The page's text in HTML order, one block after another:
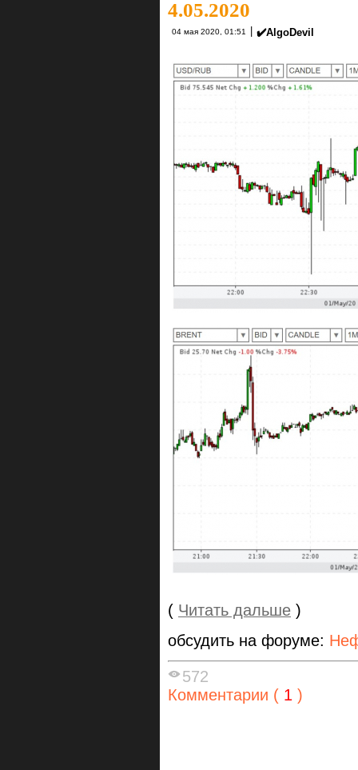
4.05.2020
04 мая 2020, 01:51 ✔️AlgoDevil
( Читать дальше )
обсудить на форуме:
572
Комментарии ( 1 )